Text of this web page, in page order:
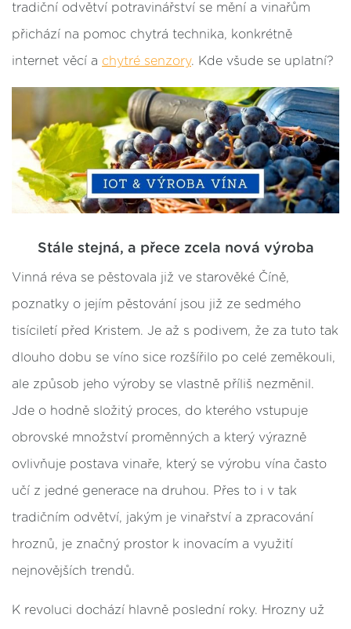
tradiční odvětví potravinářství se mění a vinařům
přichází na pomoc chytrá technika, konkrétně
internet věcí a chytré senzory. Kde všude se uplatní?
Stále stejná, a přece zcela nová výroba
Vinná réva se pěstovala již ve starověké Číně,
poznatky o jejím pěstování jsou již ze sedmého
tisíciletí před Kristem. Je až s podivem, že za tuto tak
dlouho dobu se víno sice rozšířilo po celé zeměkouli,
ale způsob jeho výroby se vlastně příliš nezměnil.
Jde o hodně složitý proces, do kterého vstupuje
obrovské množství proměnných a který výrazně
ovlivňuje postava vinaře, který se výrobu vína často
učí z jedné generace na druhou. Přes to i v tak
tradičním odvětví, jakým je vinařství a zpracování
hroznů, je značný prostor k inovacím a využití
nejnovějších trendů.
K revoluci dochází hlavně poslední roky. Hrozny už